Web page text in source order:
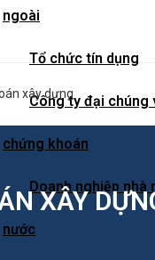
ngoài
Tổ chức tín dụng
Công ty đại chúng
chứng khoán
Doanh nghiệp nhà
nước
xây dựng
XÂY